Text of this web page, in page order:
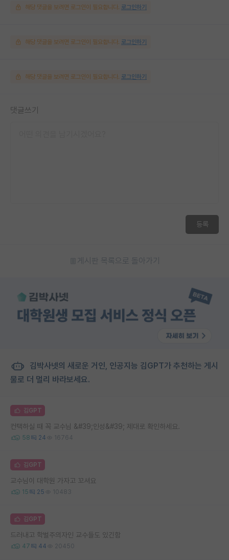
해당 댓글을 보려면 로그인이 필요합니다. 로그인하기
해당 댓글을 보려면 로그인이 필요합니다. 로그인하기
해당 댓글을 보려면 로그인이 필요합니다. 로그인하기
댓글쓰기
등록
게시판 목록으로 돌아가기
김박사넷의 새로운 거인, 인공지능 김GPT가 추천하는 게시
물로 더 멀리 바라보세요.
김GPT
컨택하실 때 꼭 교수님 &#39;인성&#39; 제대로 확인하세요.
58 24 16764
김GPT
교수님이 대학원 가자고 꼬셔요
15 25 10483
김GPT
드러내고 학벌주의자인 교수들도 있긴함
47 44 20450